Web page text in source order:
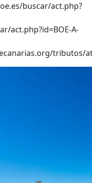
buscar/act.php?
act.php?id=BOE-A-
tributos/